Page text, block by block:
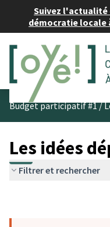
Suivez l'actualité
démocratie locale
Budget participatif #1/
Les idées
Filtrer et rechercher